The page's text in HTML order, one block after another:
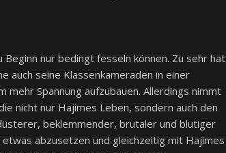
Beginn nur bedingt fesseln können. Zu sehr hat
auch seine Klassenkameraden in einer
Spannung aufzubauen. Allerdings nimmt
nicht nur Hajimes Leben, sondern auch den
beklemmender, brutaler und blutiger
abzusetzen und gleichzeitig mit Hajimes